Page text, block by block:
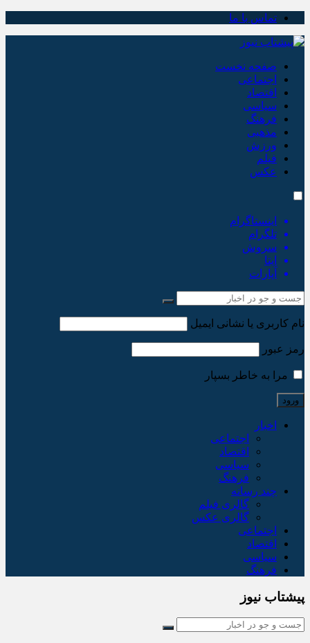
تماس با ما
صفحه نخست
اجتماعی
اقتصاد
سیاسی
فرهنگ
مذهبی
ورزش
فیلم
عکس
اینستاگرام
تلگرام
سروش
ایتا
آپارات
نام کاربری یا نشانی ایمیل
رمز عبور
مرا به خاطر بسپار
اخبار
اجتماعی
اقتصاد
سیاسی
فرهنگ
چند رسانه
گالری فیلم
گالری عکس
اجتماعی
اقتصاد
سیاسی
فرهنگ
پیشتاب نیوز